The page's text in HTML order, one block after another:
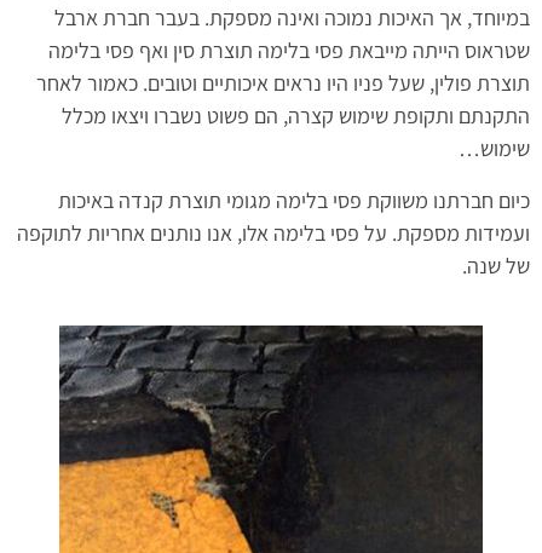
במיוחד, אך האיכות נמוכה ואינה מספקת. בעבר חברת ארבל
שטראוס הייתה מייבאת פסי בלימה תוצרת סין ואף פסי בלימה
תוצרת פולין, שעל פניו היו נראים איכותיים וטובים. כאמור לאחר
התקנתם ותקופת שימוש קצרה, הם פשוט נשברו ויצאו מכלל
שימוש…
כיום חברתנו משווקת פסי בלימה מגומי תוצרת קנדה באיכות
ועמידות מספקת. על פסי בלימה אלו, אנו נותנים אחריות לתוקפה
של שנה.